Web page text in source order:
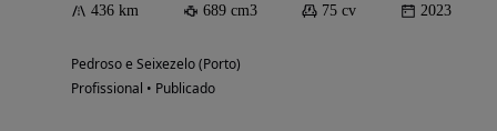
436 km 689 cm3 75 cv 2023
Pedroso e Seixezelo (Porto)
Profissional • Publicado